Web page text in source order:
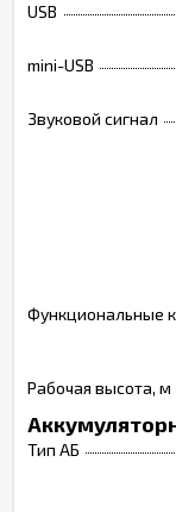
USB
mini-USB
Звуковой сигнал
Функциональные
Рабочая высота, м
Тип АБ